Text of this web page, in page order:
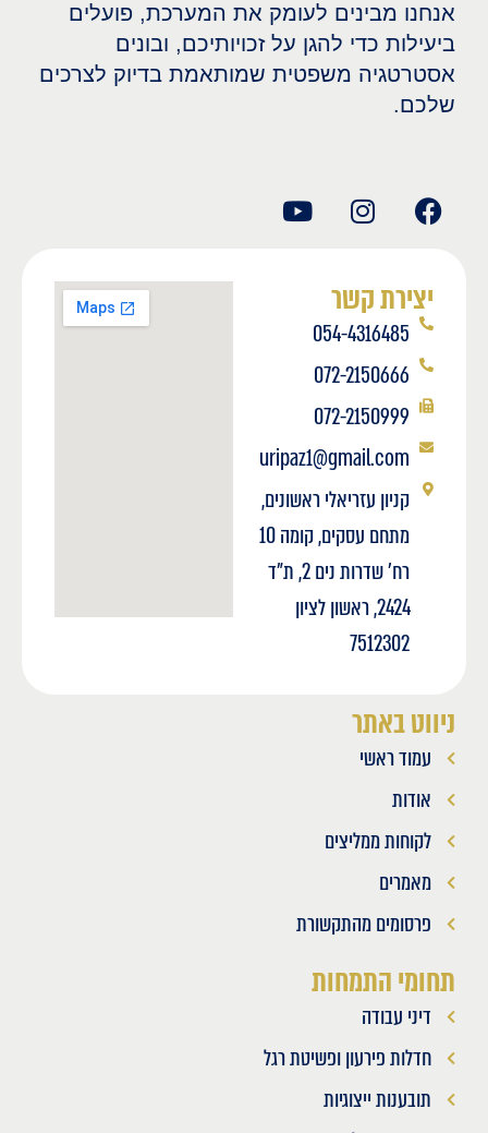
אנחנו מבינים לעומק את המערכת, פועלים
ביעילות כדי להגן על זכויותיכם, ובונים
אסטרטגיה משפטית שמותאמת בדיוק לצרכים
שלכם.
ניווט באתר
עמוד ראשי
אודות
לקוחות ממליצים
מאמרים
פרסומים מהתקשורת
תחומי התמחות
דיני עבודה
חדלות פירעון ופשיטת רגל
תובענות ייצוגיות
יצירת קשר
054-4316485
072-2150666
072-2150999
uripaz1@gmail.com
קניון עזריאלי ראשונים,
מתחם עסקים, קומה 10
רח' שדרות נים 2, ת"ד
2424, ראשון לציון
7512302